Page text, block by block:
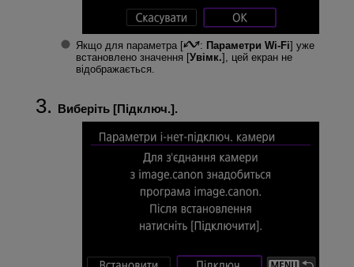
Якщо для параметра [ : Параметри Wi-Fi] уже
встановлено значення [Увімк.], цей екран не
відображається.
Виберіть [Підключ.].